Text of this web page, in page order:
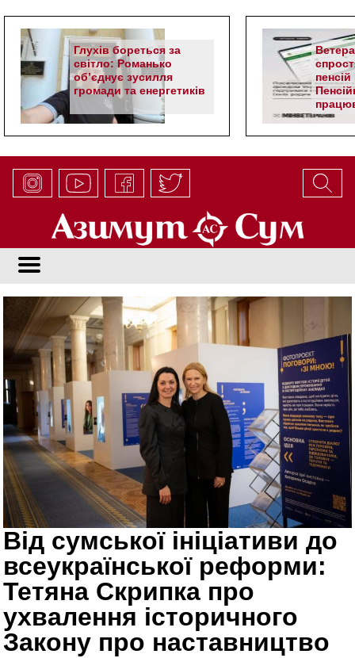
Глухів бореться за
світло: Романько
об’єднує зусилля
громади та енергетиків
Від сумської ініціативи до
всеукраїнської реформи:
Тетяна Скрипка про
ухвалення історичного
Закону про наставництво